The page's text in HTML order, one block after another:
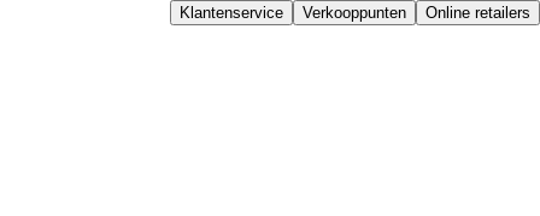
Klantenservice Verkooppunten Online retailers